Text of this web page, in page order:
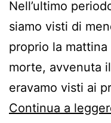
Nell’ultimo
siamo visti di
proprio la
morte, avvenuta
eravamo visti ai
Continua a